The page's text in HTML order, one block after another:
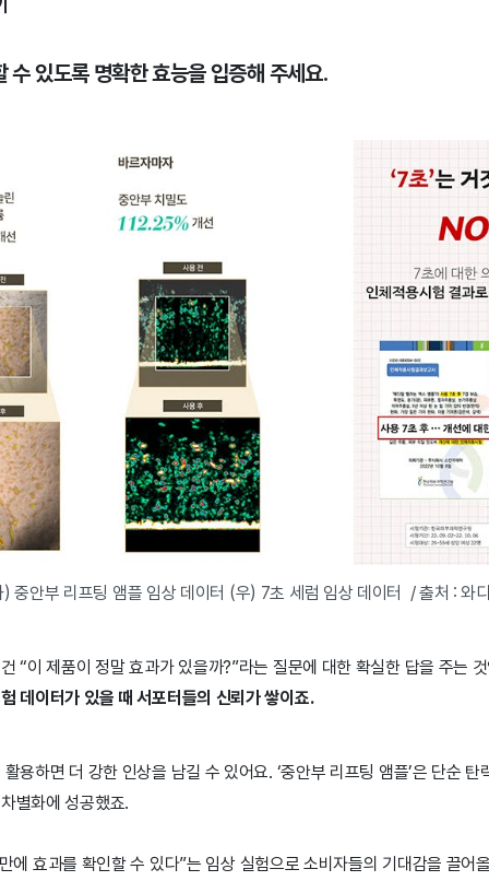
수 있도록 명확한 효능을 입증해 주세요.
중안부 리프팅 앰플 임상 데이터 (우) 7초 세럼 임상 데이터 / 출처 : 와
“이 제품이 정말 효과가 있을까?”라는 질문에 대한 확실한 답을 주는
데이터가 있을 때 서포터들의 신뢰가 쌓이죠.
활용하면 더 강한 인상을 남길 수 있어요. ‘중안부 리프팅 앰플’은 단순 탄
별화에 성공했죠.
에 효과를 확인할 수 있다”는 임상 실험으로 소비자들의 기대감을 끌어